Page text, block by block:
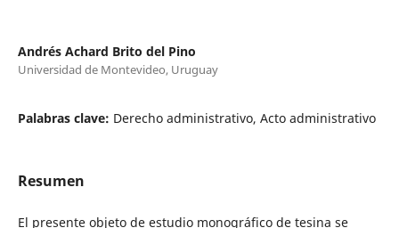
Andrés Achard Brito del Pino
Universidad de Montevideo, Uruguay
Palabras clave: Derecho administrativo, Acto administrativo
Resumen
El presente objeto de estudio monográfico de tesina se